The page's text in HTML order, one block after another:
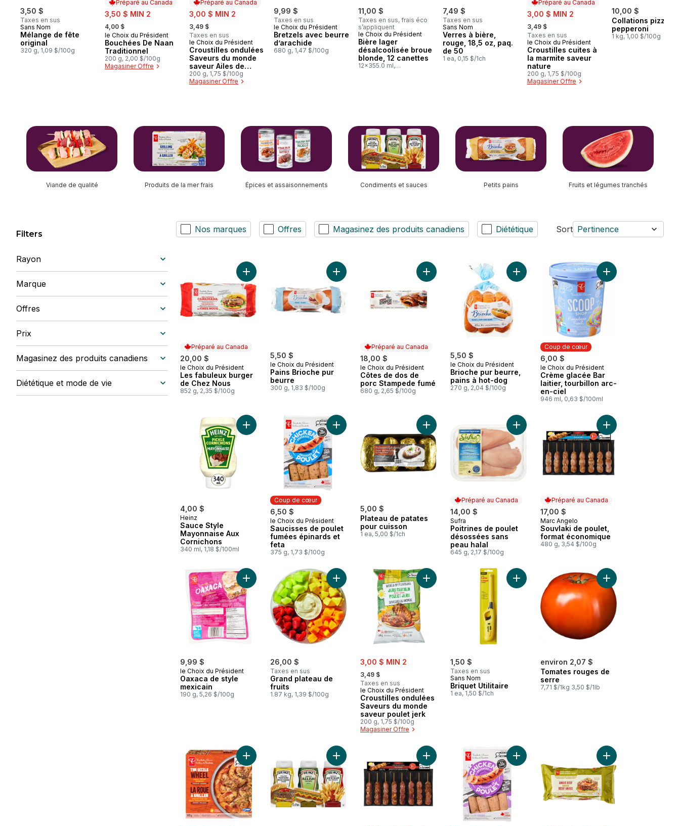
3,50 $
Taxes en sus
Sans Nom
Mélange de fête
original
320 g, 1,09 $/100g
Préparé au Canada
sale:
3,50 $ MIN 2
, formerly:
4,00 $
Préparé au Canada
le Choix du Président
Bouchées De Naan
Traditionnel
200 g, 2,00 $/100g
Magasiner Offre
Préparé au Canada
sale:
3,00 $ MIN 2
, formerly:
3,49 $
Taxes en sus
Préparé au Canada
le Choix du Président
Croustilles ondulées
Saveurs du monde
saveur Ailes de
poulet Buffalo et
fromage bleu
200 g, 1,75 $/100g
Magasiner Offre
9,99 $
Taxes en sus
le Choix du Président
Bretzels avec beurre
d’arachide
680 g, 1,47 $/100g
11,00 $
Taxes en sus, frais éco
s’appliquent
le Choix du Président
Bière lager
désalcoolisée broue
blonde, 12 canettes
12x355.0 ml,
7,49 $
Taxes en sus
Sans Nom
Verres à bière,
rouge, 18,5 oz, paq.
de 50
1 ea, 0,15 $/1ch
Préparé au Canada
sale:
3,00 $ MIN 2
, formerly:
3,49 $
Taxes en sus
Préparé au Canada
le Choix du Président
Croustilles cuites à
la marmite saveur
nature
200 g, 1,75 $/100g
Magasiner Offre
10,00 $
Collations pizzas
pepperoni
1 kg, 1,00 $/100g
sauter cette section
Viande de qualité Produits de la mer frais Épices et assaisonnements Condiments et sauces Petits pains Fruits et légumes tranchés
Filters
Rayon
Marque
Offres
Prix
Magasinez des produits canadiens
Diététique et mode de vie
Nos marques Offres Magasinez des produits canadiens Diététique Sort Pertinence
Préparé au Canada
20,00 $
Préparé au Canada
le Choix du Président
Les fabuleux burger
de Chez Nous
852 g, 2,35 $/100g
Ajouter Les fabuleux burger de Chez Nous au panier
5,50 $
le Choix du Président
Pains Brioche pur
beurre
300 g, 1,83 $/100g
Ajouter Pains Brioche pur beurre au panier
Préparé au Canada
18,00 $
Préparé au Canada
le Choix du Président
Côtes de dos de
porc Stampede fumé
680 g, 2,65 $/100g
Ajouter Côtes de dos de porc Stampede fumé au panier
5,50 $
le Choix du Président
Brioche pur beurre,
pains à hot-dog
270 g, 2,04 $/100g
Ajouter Brioche pur beurre, pains à hot-dog au
Coup de cœur
6,00 $
Coup de cœur
le Choix du Président
Crème glacée Bar
laitier, tourbillon arc-
en-ciel
946 ml, 0,63 $/100ml
Ajouter Crème
4,00 $
Heinz
Sauce Style
Mayonnaise Aux
Cornichons
340 ml, 1,18 $/100ml
Ajouter Sauce Style Mayonnaise Aux Cornichons au panier
Coup de cœur
6,50 $
Coup de cœur
le Choix du Président
Saucisses de poulet
fumées épinards et
feta
375 g, 1,73 $/100g
Ajouter Saucisses de poulet fumées épinards et feta au panier
5,00 $
Plateau de patates
pour cuisson
1 ea, 5,00 $/1ch
Ajouter Plateau de patates pour cuisson au panier
Préparé au Canada
14,00 $
Préparé au Canada
Sufra
Poitrines de poulet
désossées sans
peau halal
645 g, 2,17 $/100g
Ajouter Poitrines de poulet désossées sans
Préparé au Canada
17,00 $
Préparé au Canada
Marc Angelo
Souvlaki de poulet,
format économique
480 g, 3,54 $/100g
Ajouter Souvlaki de
9,99 $
le Choix du Président
Oaxaca de style
mexicain
190 g, 5,26 $/100g
Ajouter Oaxaca de style mexicain au panier
26,00 $
Taxes en sus
Grand plateau de
fruits
1.87 kg, 1,39 $/100g
Ajouter Grand plateau de fruits au panier
sale:
3,00 $ MIN 2
, formerly:
3,49 $
Taxes en sus
le Choix du Président
Croustilles ondulées
Saveurs du monde
saveur poulet jerk
200 g, 1,75 $/100g
Magasiner Offre
Ajouter Croustilles ondulées Saveurs du monde saveur poulet jerk au
1,50 $
Taxes en sus
Sans Nom
Briquet Utilitaire
1 ea, 1,50 $/1ch
Ajouter Briquet Utilitaire au panier
environ 2,07 $
Tomates rouges de
serre
7,71 $/1kg 3,50 $/1lb
Ajouter Tomates
Ajouter La roue à griller crevettes au chili croustillant au panier
Ajouter Ensemble de condiments au panierAjouter Souvlaki de porc, format économique au panier
Ajouter Saucisses de poulet cuites au fumoir à
Ajouter Burgers de